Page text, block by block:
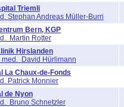
Triemli
Stephan Andreas Müller-Burri
Bern, KGP
Martin Rotter
Hirslanden
med. David Hürlimann
La Chaux-de-Fonds
Patrick Monnier
de Nyon
Bruno Schnetzler